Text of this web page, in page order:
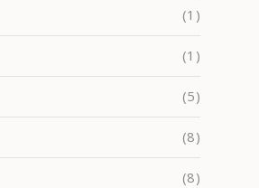
(1)
(1)
(5)
(8)
(8)